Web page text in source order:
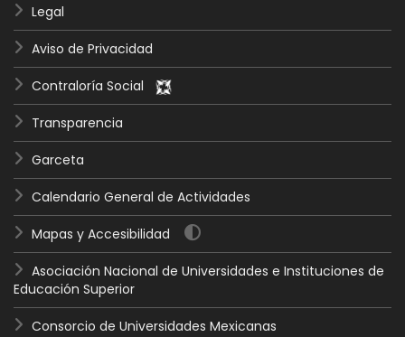
Legal
Aviso de Privacidad
Contraloría Social
Transparencia
Garceta
Calendario General de Actividades
Mapas y Accesibilidad
Asociación Nacional de Universidades e Instituciones de
Educación Superior
Consorcio de Universidades Mexicanas